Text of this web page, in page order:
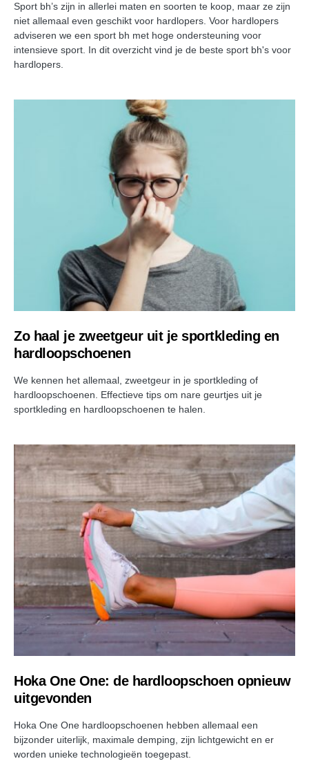
Sport bh’s zijn in allerlei maten en soorten te koop, maar ze zijn
niet allemaal even geschikt voor hardlopers. Voor hardlopers
adviseren we een sport bh met hoge ondersteuning voor
intensieve sport. In dit overzicht vind je de beste sport bh's voor
hardlopers.
Zo haal je zweetgeur uit je sportkleding en
hardloopschoenen
We kennen het allemaal, zweetgeur in je sportkleding of
hardloopschoenen. Effectieve tips om nare geurtjes uit je
sportkleding en hardloopschoenen te halen.
Hoka One One: de hardloopschoen opnieuw
uitgevonden
Hoka One One hardloopschoenen hebben allemaal een
bijzonder uiterlijk, maximale demping, zijn lichtgewicht en er
worden unieke technologieën toegepast.